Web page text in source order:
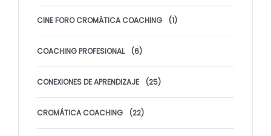
CINE FORO CROMÁTICA COACHING (1)
COACHING PROFESIONAL (6)
CONEXIONES DE APRENDIZAJE (25)
CROMÁTICA COACHING (22)